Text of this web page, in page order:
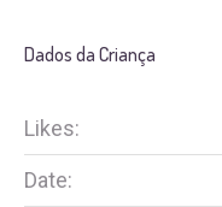
Dados da Criança
Likes:
Date: